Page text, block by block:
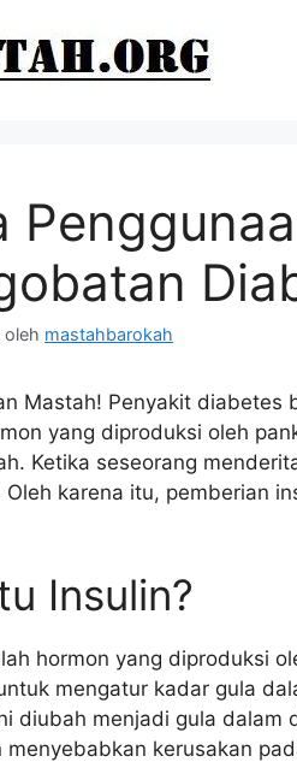
oleh mastahbarokah
Mastah! Penyakit diabetes
yang diproduksi oleh
Ketika seseorang
Oleh karena itu, pemberian
Insulin?
hormon yang diproduksi
mengatur kadar gula
diubah menjadi gula dalam
menyebabkan kerusakan